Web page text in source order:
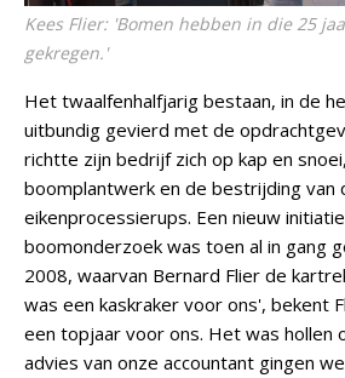
Kees Flier: 'Bomen hebben in die 25
gekregen.'
Het twaalfenhalfjarig bestaan, in de
uitbundig gevierd met de
richtte zijn bedrijf zich op kap en
boomplantwerk en de bestrijding van
eikenprocessierups. Een nieuw
boomonderzoek was toen al in gang
2008, waarvan Bernard Flier de
was een kaskraker voor ons', bekent
een topjaar voor ons. Het was hollen
advies van onze accountant gingen